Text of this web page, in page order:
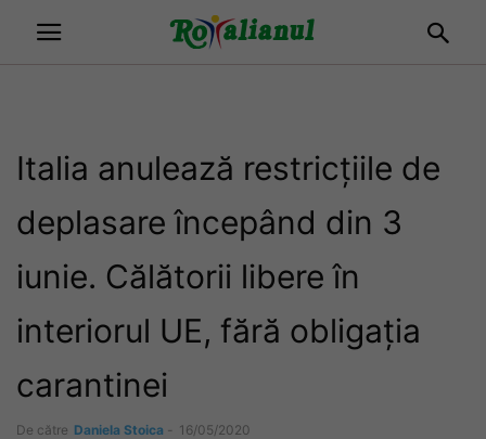
Italia anulează restricțiile de
deplasare începând din 3
iunie. Călătorii libere în
interiorul UE, fără obligația
carantinei
De către Daniela Stoica - 16/05/2020